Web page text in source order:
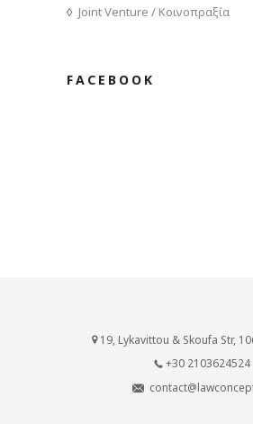
Joint Venture / Κοινοπραξία
FACEBOOK
19, Lykavittou & Skoufa Str,
+30 2103624524